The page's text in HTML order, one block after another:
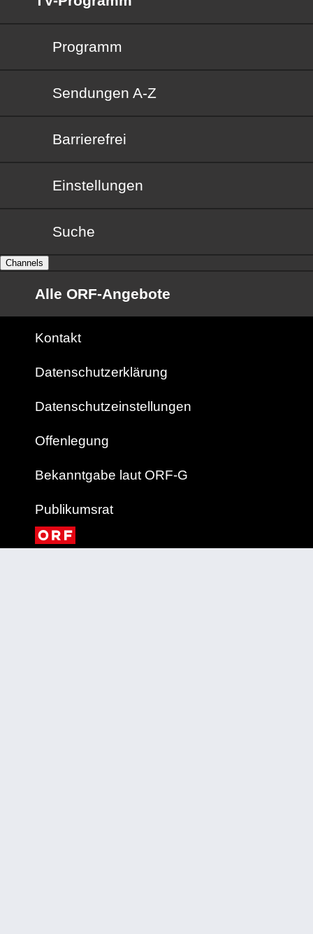
Programm
Sendungen von A bis Z
Sendungen A-Z
Barrierefrei
Barrierefrei
Einstellungen
Suche
Channels
Alle ORF-Angebote
Kontakt
Datenschutzerklärung
Datenschutzeinstellungen
Offenlegung
Bekanntgabe laut ORF-G
Publikumsrat